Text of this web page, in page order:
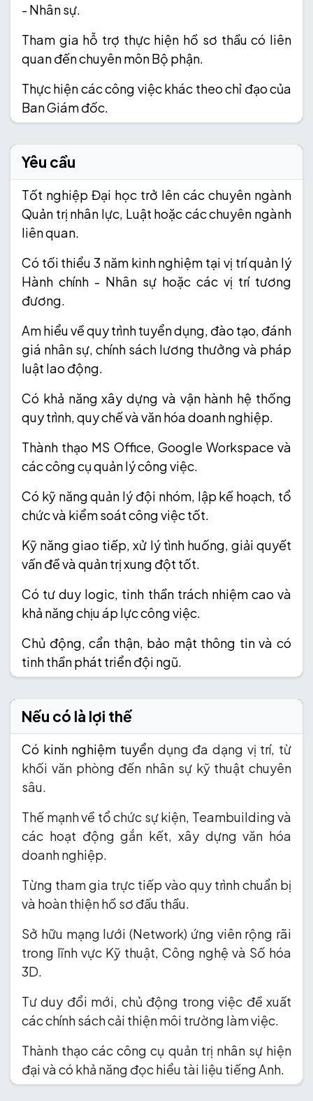
- Nhân sự.
Tham gia hỗ trợ thực hiện hồ sơ thầu có liên
quan đến chuyên môn Bộ phận.
Thực hiện các công việc khác theo chỉ đạo của
Ban Giám đốc.
Yêu cầu
Tốt nghiệp Đại học trở lên các chuyên ngành
Quản trị nhân lực, Luật hoặc các chuyên ngành
liên quan.
Có tối thiểu 3 năm kinh nghiệm tại vị trí quản lý
Hành chính - Nhân sự hoặc các vị trí tương
đương.
Am hiểu về quy trình tuyển dụng, đào tạo, đánh
giá nhân sự, chính sách lương thưởng và pháp
luật lao động.
Có khả năng xây dựng và vận hành hệ thống
quy trình, quy chế và văn hóa doanh nghiệp.
Thành thạo MS Office, Google Workspace và
các công cụ quản lý công việc.
Có kỹ năng quản lý đội nhóm, lập kế hoạch, tổ
chức và kiểm soát công việc tốt.
Kỹ năng giao tiếp, xử lý tình huống, giải quyết
vấn đề và quản trị xung đột tốt.
Có tư duy logic, tinh thần trách nhiệm cao và
khả năng chịu áp lực công việc.
Chủ động, cẩn thận, bảo mật thông tin và có
tinh thần phát triển đội ngũ.
Nếu có là lợi thế
Có kinh nghiệm tuyển dụng đa dạng vị trí, từ
khối văn phòng đến nhân sự kỹ thuật chuyên
sâu.
Thế mạnh về tổ chức sự kiện, Teambuilding và
các hoạt động gắn kết, xây dựng văn hóa
doanh nghiệp.
Từng tham gia trực tiếp vào quy trình chuẩn bị
và hoàn thiện hồ sơ đấu thầu.
Sở hữu mạng lưới (Network) ứng viên rộng rãi
trong lĩnh vực Kỹ thuật, Công nghệ và Số hóa
3D.
Tư duy đổi mới, chủ động trong việc đề xuất
các chính sách cải thiện môi trường làm việc.
Thành thạo các công cụ quản trị nhân sự hiện
đại và có khả năng đọc hiểu tài liệu tiếng Anh.